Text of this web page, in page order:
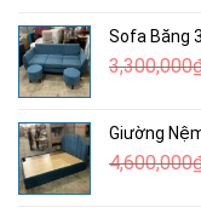
Sofa Băng
3,300,000
Giường
4,600,000